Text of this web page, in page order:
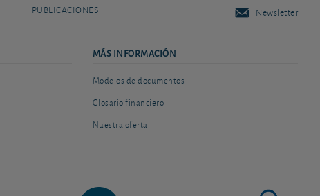
PUBLICACIONES Newsletter
MÁS INFORMACIÓN
Modelos de documentos
Glosario financiero
Nuestra oferta